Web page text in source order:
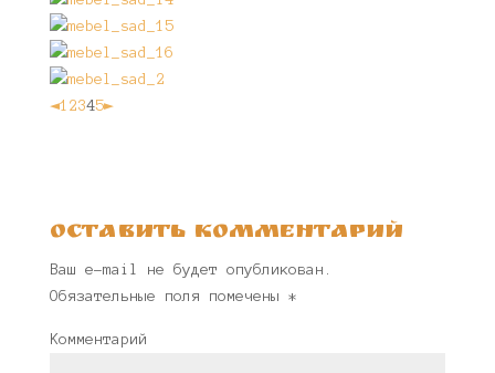
◄1 2345►
Оставить комментарий
Ваш e-mail не будет опубликован.
Обязательные поля помечены *
Комментарий